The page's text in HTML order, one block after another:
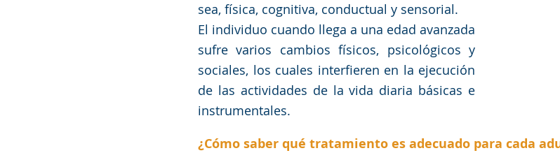
sea, física, cognitiva, conductual y sensorial.
El individuo cuando llega a una edad avanzada
sufre varios cambios físicos, psicológicos y
sociales, los cuales interfieren en la ejecución
de las actividades de la vida diaria básicas e
instrumentales.
¿Cómo saber qué tratamiento es adecuado para cada